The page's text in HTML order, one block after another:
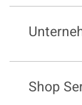
Shop